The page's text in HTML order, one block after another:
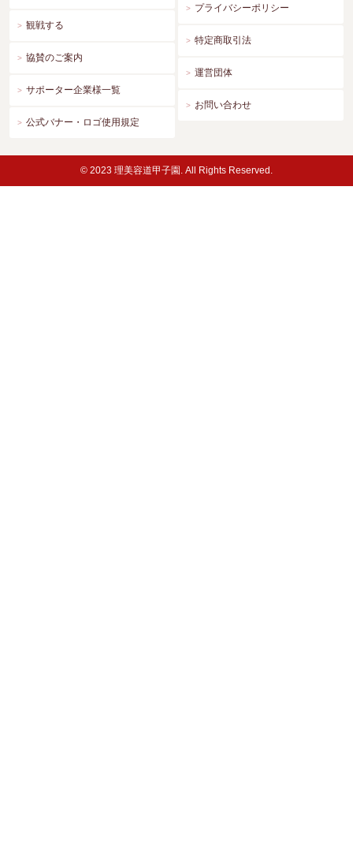
観戦する
協賛のご案内
サポーター企業様一覧
公式バナー・ロゴ使用規定
プライバシーポリシー
特定商取引法
運営団体
お問い合わせ
© 2023 理美容道甲子園. All Rights Reserved.